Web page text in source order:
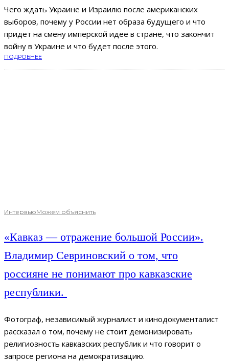
Чего ждать Украине и Израилю после американских
выборов, почему у России нет образа будущего и что
придет на смену имперской идее в стране, что закончит
войну в Украине и что будет после этого.
ПОДРОБНЕЕ
ИнтервьюМожем объяснить
«Кавказ — отражение большой России».
Владимир Севриновский о том, что
россияне не понимают про кавказские
республики.
Фотограф, независимый журналист и кинодокументалист
рассказал о том, почему не стоит демонизировать
религиозность кавказских республик и что говорит о
запросе региона на демократизацию.